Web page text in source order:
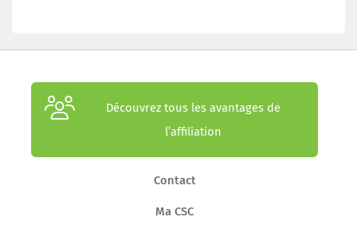
Découvrez tous les avantages de
l’affiliation
Contact
Ma CSC